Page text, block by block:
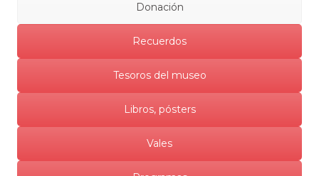
Donación
Recuerdos
Tesoros del museo
Libros, pósters
Vales